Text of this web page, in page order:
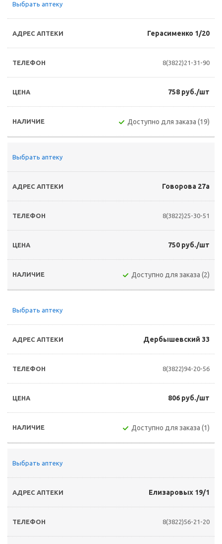
Выбрать аптеку
Герасименко 1/20
8(3822)21-31-90
758 руб./шт
Доступно для заказа (19)
Выбрать аптеку
Говорова 27а
8(3822)25-30-51
750 руб./шт
Доступно для заказа (2)
Выбрать аптеку
Дербышевский 33
8(3822)94-20-56
806 руб./шт
Доступно для заказа (1)
Выбрать аптеку
Елизаровых 19/1
8(3822)56-21-20